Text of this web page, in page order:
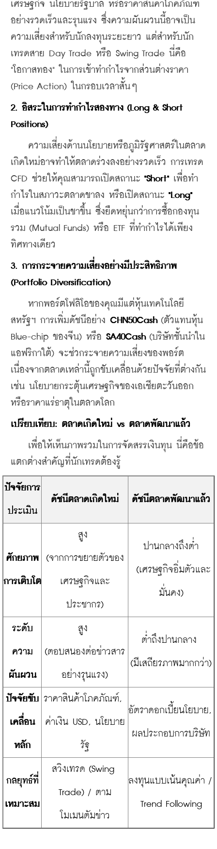
เศรษฐกิจ นโยบายรัฐบาล หรือราคาสินค้าโภคภัณฑ์
อย่างรวดเร็วและรุนแรง ซึ่งความผันผวนนี้อาจเป็น
ความเสี่ยงสำหรับนักลงทุนระยะยาว แต่สำหรับนัก
เทรดสาย Day Trade หรือ Swing Trade นี่คือ
"โอกาสทอง" ในการเข้าทำกำไรจากส่วนต่างราคา
(Price Action) ในกรอบเวลาสั้นๆ
2. อิสระในการทำกำไรสองทาง (Long & Short
Positions)
ความเสี่ยงด้านนโยบายหรือภูมิรัฐศาสตร์ในตลาด
เกิดใหม่อาจทำให้ตลาดร่วงลงอย่างรวดเร็ว การเทรด
CFD ช่วยให้คุณสามารถเปิดสถานะ "Short" เพื่อทำ
กำไรในสภาวะตลาดขาลง หรือเปิดสถานะ "Long"
เมื่อแนวโน้มเป็นขาขึ้น ซึ่งยืดหยุ่นกว่าการซื้อกองทุน
รวม (Mutual Funds) หรือ ETF ที่ทำกำไรได้เพียง
ทิศทางเดียว
3. การกระจายความเสี่ยงอย่างมีประสิทธิภาพ
(Portfolio Diversification)
หากพอร์ตโฟลิโอของคุณมีแต่หุ้นเทคโนโลยี
สหรัฐฯ การเพิ่มดัชนีอย่าง CHN50Cash (ตัวแทนหุ้น
Blue-chip ของจีน) หรือ SA40Cash (บริษัทชั้นนำใน
แอฟริกาใต้) จะช่วกระจายความเสี่ยงของพอร์ต
เนื่องจากตลาดเหล่านี้ถูกขับเคลื่อนด้วยปัจจัยที่ต่างกัน
เช่น นโยบายกระตุ้นเศรษฐกิจของเอเชียตะวันออก
หรือราคาแร่ธาตุในตลาดโลก
เปรียบเทียบ: ตลาดเกิดใหม่ vs ตลาดพัฒนาแล้ว
เพื่อให้เห็นภาพรวมในการจัดสรรเงินทุน นี่คือข้อ
แตกต่างสำคัญที่นักเทรดต้องรู้
​ปัจจัยการ
ประเมิน
​ดัชนีตลาดเกิดใหม่ ดัชนีตลาดพัฒนาแล้ว​
​ศักยภาพ
การเติบโต
​สูง
(จากการขยายตัวของ
เศรษฐกิจและ
ประชากร)
​ปานกลางถึงต่ำ
(เศรษฐกิจอิ่มตัวและ
มั่นคง)
​ระดับ
ความ
ผันผวน
​สูง
(ตอบสนองต่อข่าวสาร
อย่างรุนแรง)
​ต่ำถึงปานกลาง
(มีเสถียรภาพมากกว่า)
ปัจจัยขับ
เคลื่อน
หลัก
ราคาสินค้าโภคภัณฑ์,
ค่าเงิน USD, นโยบาย
รัฐ
​อัตราดอกเบี้ยนโยบาย,
ผลประกอบการบริษัท
​กลยุทธ์ที่
เหมาะสม
​สวิงเทรด (Swing
Trade) / ตาม
โมเมนตัมข่าว
​ลงทุนแบบเน้นคุณค่า /
Trend Following